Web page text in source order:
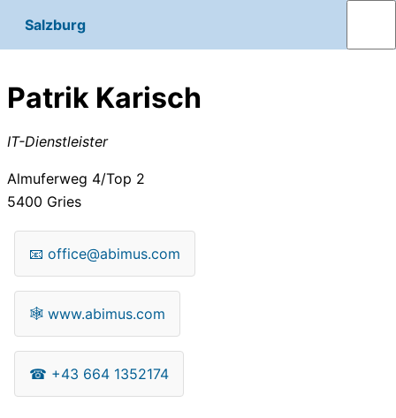
Salzburg
Patrik Karisch
IT-Dienstleister
Almuferweg 4/Top 2
5400 Gries
📧 office@abimus.com
🕸 www.abimus.com
☎ +43 664 1352174